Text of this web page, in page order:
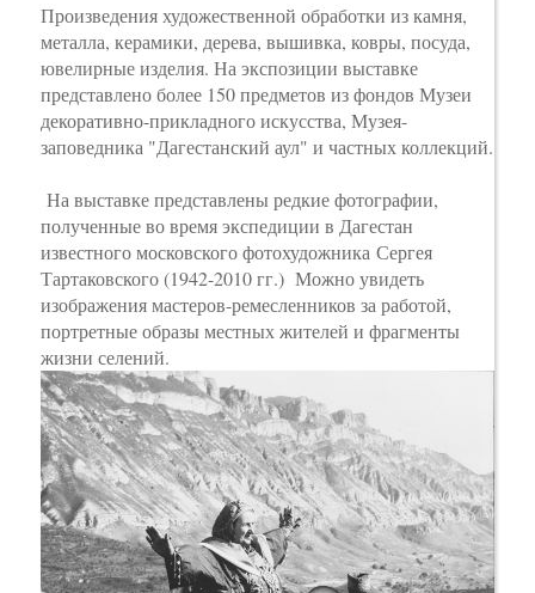
Произведения художественной обработки из камня,
металла, керамики, дерева, вышивка, ковры, посуда,
ювелирные изделия. На экспозиции выставке
представлено более 150 предметов из фондов Музеи
декоративно-прикладного искусства, Музея-
заповедника "Дагестанский аул" и частных коллекций.
На выставке представлены редкие фотографии,
полученные во время экспедиции в Дагестан
известного московского фотохудожника Сергея
Тартаковского (1942-2010 гг.) Можно увидеть
изображения мастеров-ремесленников за работой,
портретные образы местных жителей и фрагменты
жизни селений.